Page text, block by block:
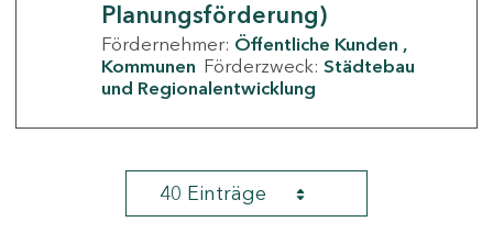
Planungsförderung)
Fördernehmer: Öffentliche Kunden
Kommunen Förderzweck: Städtebau
und Regionalentwicklung
40 Einträge